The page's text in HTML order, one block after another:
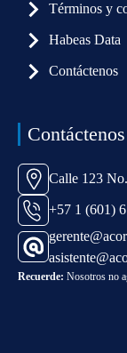
Términos y
Habeas Data
Contáctenos
Contáctenos
Calle 123
+57 1 (601)
Recuerde: Nosotros no